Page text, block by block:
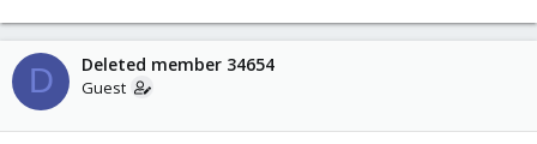
D Deleted member 34654
Guest